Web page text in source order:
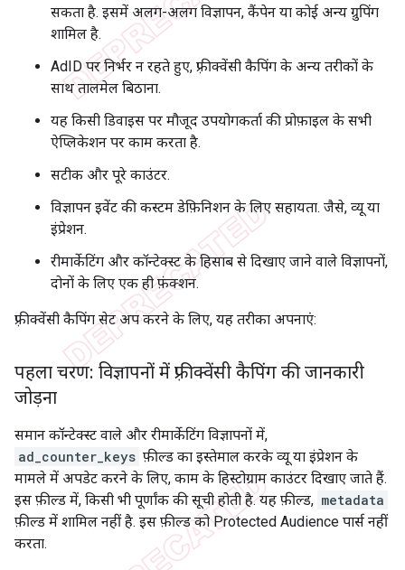
सकता है. इसमें अलग-अलग विज्ञापन, कैंपेन या कोई अन्य ग्रुपिंग
शामिल है.
AdID पर निर्भर न रहते हुए, फ़्रीक्वेंसी कैपिंग के अन्य तरीकों के
साथ तालमेल बिठाना.
यह किसी डिवाइस पर मौजूद उपयोगकर्ता की प्रोफ़ाइल के सभी
ऐप्लिकेशन पर काम करता है.
सटीक और पूरे काउंटर.
विज्ञापन इवेंट की कस्टम डेफ़िनिशन के लिए सहायता. जैसे, व्यू या
इंप्रेशन.
रीमार्केटिंग और कॉन्टेक्स्ट के हिसाब से दिखाए जाने वाले विज्ञापनों,
दोनों के लिए एक ही फ़ंक्शन.
फ़्रीक्वेंसी कैपिंग सेट अप करने के लिए, यह तरीका अपनाएं:
पहला चरण: विज्ञापनों में फ़्रीक्वेंसी कैपिंग की जानकारी
जोड़ना
समान कॉन्टेक्स्ट वाले और रीमार्केटिंग विज्ञापनों में,
ad_counter_keys फ़ील्ड का इस्तेमाल करके व्यू या इंप्रेशन के
मामले में अपडेट करने के लिए, काम के हिस्टोग्राम काउंटर दिखाए जाते हैं.
इस फ़ील्ड में, किसी भी पूर्णांक की सूची होती है. यह फ़ील्ड, metadata
फ़ील्ड में शामिल नहीं है. इस फ़ील्ड को Protected Audience पार्स नहीं
करता.